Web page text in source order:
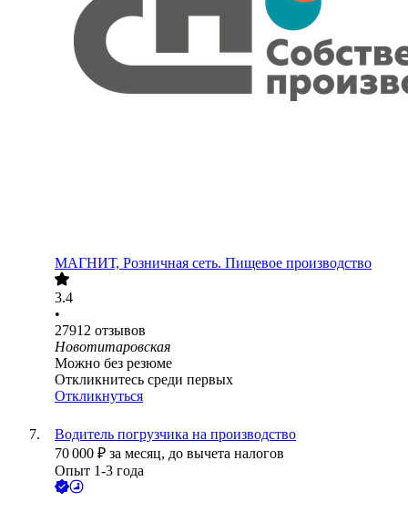
МАГНИТ, Розничная сеть. Пищевое производство
3.4
•
27912 отзывов
Новотитаровская
Можно без резюме
Откликнитесь среди первых
Откликнуться
Водитель погрузчика на производство
70 000 ₽ за месяц, до вычета налогов
Опыт 1-3 года